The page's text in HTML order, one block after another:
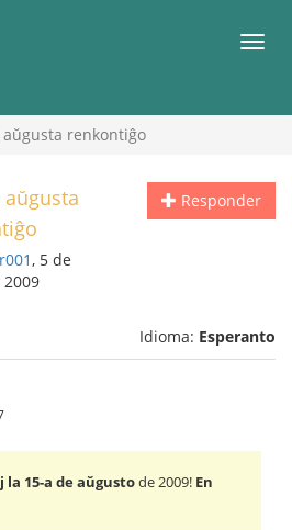
aŭgusta renkontiĝo
Responder
aŭgusta
, 5 de
2009
Idioma: Esperanto
la 15-a de aŭgustode 2009! En